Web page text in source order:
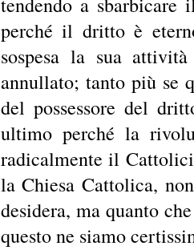
perché il dritto è
sospesa la sua
annullato; tanto più se
del possessore del
ultimo perché la
radicalmente il
la Chiesa Cattolica,
desidera, ma quanto
questo ne siamo